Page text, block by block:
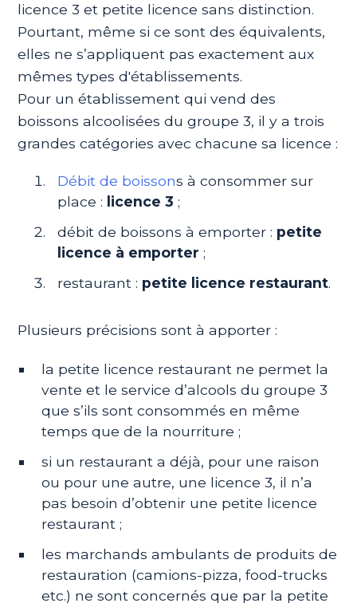
licence 3 et petite licence sans distinction.
Pourtant, même si ce sont des équivalents,
elles ne s’appliquent pas exactement aux
mêmes types d'établissements.
Pour un établissement qui vend des
boissons alcoolisées du groupe 3, il y a trois
grandes catégories avec chacune sa licence :
Débit de boissons à consommer sur
place : licence 3 ;
débit de boissons à emporter : petite
licence à emporter ;
restaurant : petite licence restaurant.
Plusieurs précisions sont à apporter :
la petite licence restaurant ne permet la
vente et le service d’alcools du groupe 3
que s’ils sont consommés en même
temps que de la nourriture ;
si un restaurant a déjà, pour une raison
ou pour une autre, une licence 3, il n’a
pas besoin d’obtenir une petite licence
restaurant ;
les marchands ambulants de produits de
restauration (camions-pizza, food-trucks
etc.) ne sont concernés que par la petite